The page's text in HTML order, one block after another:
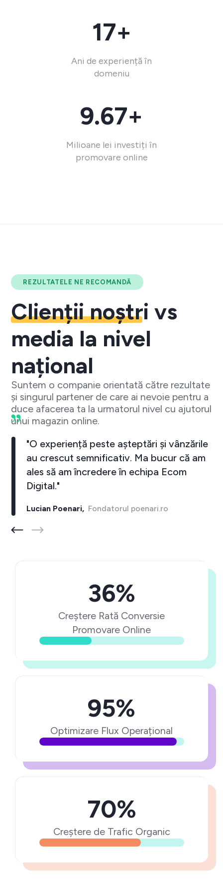
17+
Ani de experiență în
domeniu
9.67+
Milioane lei investiți în
promovare online
REZULTATELE NE RECOMANDĂ
Clienții noștri vs
media la nivel
național
Suntem o companie orientată către rezultate
și singurul partener de care ai nevoie pentru a
duce afacerea ta la urmatorul nivel cu ajutorul
unui magazin online.
"O experiență peste așteptări și vânzările
au crescut semnificativ. Ma bucur că am
ales să am încredere în echipa Ecom
Digital."
Lucian Poenari,Fondatorul poenari.ro
36%
Creștere Rată Conversie
Promovare Online
95%
Optimizare Flux Operațional
70%
Creștere de Trafic Organic